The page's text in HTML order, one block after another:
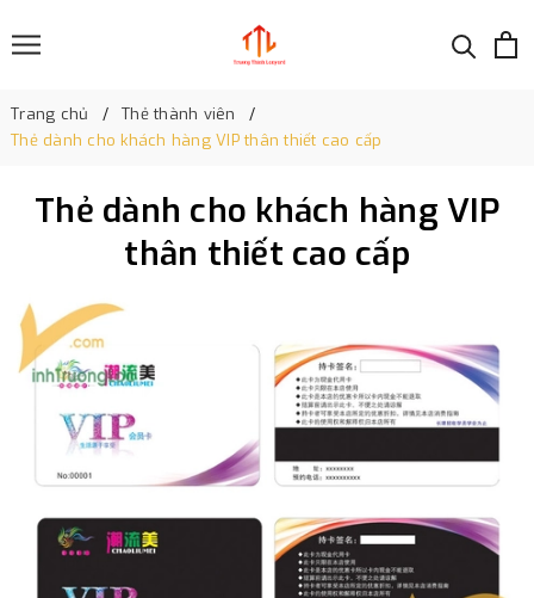
Trang chủ
Thẻ thành viên
Thẻ dành cho khách hàng VIP thân thiết cao cấp
Thẻ dành cho khách hàng VIP
thân thiết cao cấp